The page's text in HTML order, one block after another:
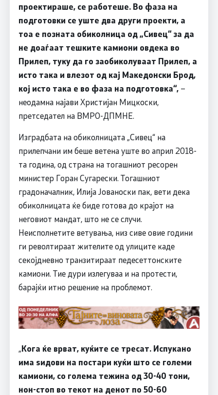
проектираше, се работеше. Во фаза на
подготовки се уште два други проекти, а
тоа е позната обиколница од „Сивец“ за да
не доаѓаат тешките камиони овдека во
Прилеп, туку да го заобиколуваат Прилеп, а
исто така и влезот од кај Македонски Брод,
кој исто така е во фаза на подготовка“,–
неодамна најави Христијан Мицкоски,
претседател на ВМРО-ДПМНЕ.
Изградбата на обиколницата „Сивец“ на
прилепчани им беше ветена уште во април 2018-
та година, од страна на тогашниот ресорен
министер Горан Сугарески. Тогашниот
градоначалник, Илија Јованоски пак, вети дека
обиколницата ќе биде готова до крајот на
неговиот мандат, што не се случи.
Неисполнетите ветувања, низ сиве овие години
ги револтираат жителите од улиците каде
секојдневно транзитираат педесеттонските
камиони. Тие дури излегуваа и на протести,
барајќи итно решение на проблемот.
„Кога ќе врват, куќите се тресат. Испукано
има ѕидови на постари куќи што се големи
камиони, со голема тежина од 30-40 тони,
нон-стоп во текот на денот по 50-60